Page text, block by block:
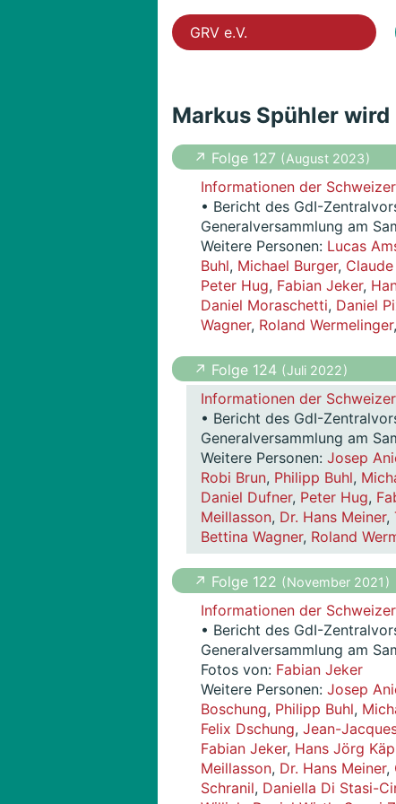
GRV e.V.
Markus Spühler
↗ Folge 127 ( August 2023 )
Informationen der
• Bericht des GdI-
Generalversammlung am
Weitere Personen: Lucas
Buhl, Michael Burger,
Peter Hug, Fabian Jeker,
Daniel Moraschetti, Daniel
Wagner, Roland Wermelinger,
↗ Folge 124 ( Juli 2022 )
Informationen der
• Bericht des GdI-
Generalversammlung am
Weitere Personen: Josep
Robi Brun, Philipp Buhl,
Daniel Dufner, Peter Hug,
Meillasson, Dr. Hans Meiner,
Bettina Wagner, Roland
↗ Folge 122 ( November 2021 )
Informationen der
• Bericht des GdI-
Generalversammlung am
Fotos von: Fabian Jeker
Weitere Personen: Josep
Boschung, Philipp Buhl,
Felix Dschung, Jean-
Fabian Jeker, Hans Jörg
Meillasson, Dr. Hans Meiner,
Schranil, Daniella Di Stasi-